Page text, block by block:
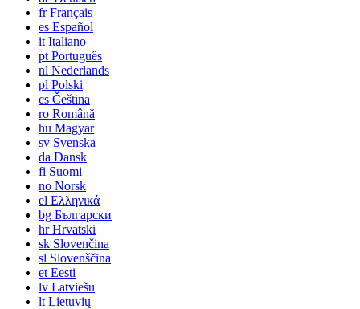
frFrançais
es Español
it Italiano
pt Português
nl Nederlands
pl Polski
cs Čeština
ro Română
hu Magyar
sv Svenska
da Dansk
fi Suomi
no Norsk
el Ελληνικά
bg Български
hrHrvatski
sk Slovenčina
sl Slovenščina
et Eesti
lv Latviešu
lt Lietuvių